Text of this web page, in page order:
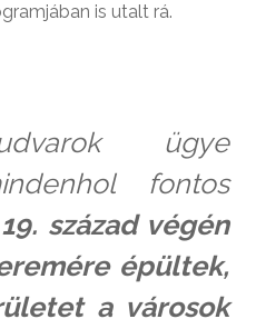
is utalt rá.
ügye
fontos
19. század végén
épültek,
a városok